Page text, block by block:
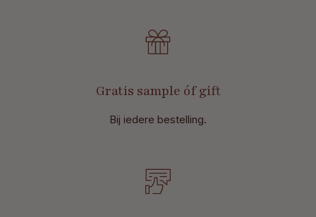
Gratis sample óf gift
Bij iedere bestelling.